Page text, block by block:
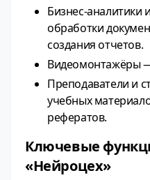
Бизнес-
обработки
создания отчетов.
Видеомонтажёры
Преподаватели и
учебных
рефератов.
Ключевые
«Нейроцех»